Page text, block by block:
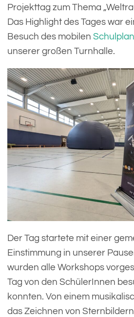
Projekttag zum Thema
Das Highlight des Tages war
Besuch des mobilen
unserer großen Turnhalle.
Der Tag startete mit einer
Einstimmung in unserer
wurden alle Workshops
Tag von den SchülerInnen
konnten. Von einem
das Zeichnen von